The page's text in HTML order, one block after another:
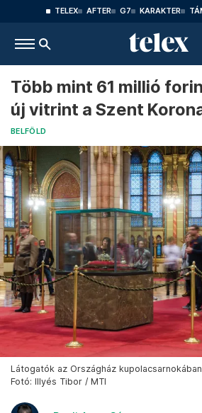
TELEX AFTER G7 KARAKTER
Több mint 61 millió
új vitrint a Szent
BELFÖLD
Látogatók az Országház
Fotó: Illyés Tibor / MTI